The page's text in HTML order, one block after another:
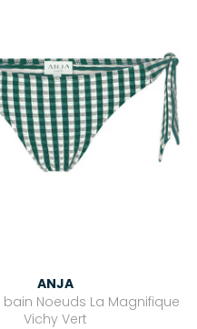
ANJA
Noeuds La Magnifique
Vichy Vert